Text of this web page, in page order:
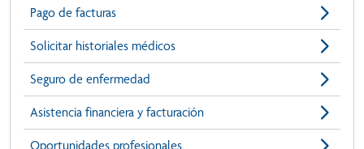
Pago de facturas
Solicitar historiales médicos
Seguro de enfermedad
Asistencia financiera y facturación
Oportunidades profesionales